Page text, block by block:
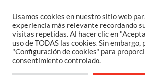
contenido
Home
Usamos cookies en nuestro sitio web
experiencia más relevante recordando
visitas repetidas. Al hacer clic en
uso de TODAS las cookies. Sin embargo,
"Configuración de cookies" para
consentimiento controlado.